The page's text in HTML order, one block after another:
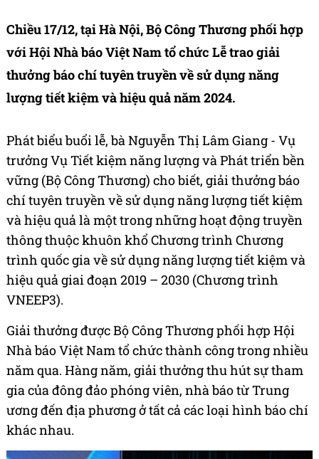
Chiều 17/12, tại Hà Nội, Bộ Công Thương phối hợp
với Hội Nhà báo Việt Nam tổ chức Lễ trao giải
thưởng báo chí tuyên truyền về sử dụng năng
lượng tiết kiệm và hiệu quả năm 2024.
Phát biểu buổi lễ, bà Nguyễn Thị Lâm Giang - Vụ
trưởng Vụ Tiết kiệm năng lượng và Phát triển bền
vững (Bộ Công Thương) cho biết, giải thưởng báo
chí tuyên truyền về sử dụng năng lượng tiết kiệm
và hiệu quả là một trong những hoạt động truyền
thông thuộc khuôn khổ Chương trình Chương
trình quốc gia về sử dụng năng lượng tiết kiệm và
hiệu quả giai đoạn 2019 – 2030 (Chương trình
VNEEP3).
Giải thưởng được Bộ Công Thương phối hợp Hội
Nhà báo Việt Nam tổ chức thành công trong nhiều
năm qua. Hàng năm, giải thưởng thu hút sự tham
gia của đông đảo phóng viên, nhà báo từ Trung
ương đến địa phương ở tất cả các loại hình báo chí
khác nhau.